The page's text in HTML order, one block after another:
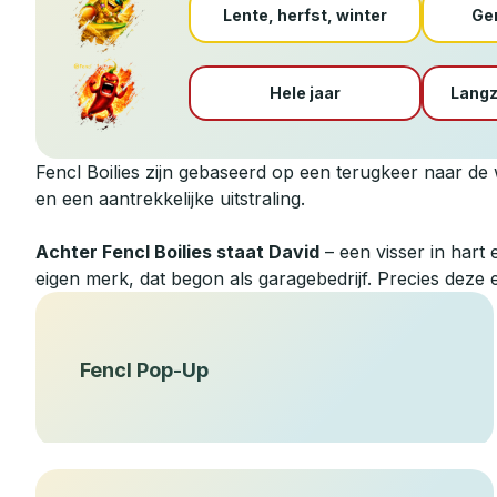
Lente, herfst, winter
Hele jaar
Fencl Boilies zijn gebaseerd op een terugkeer naar
en een aantrekkelijke uitstraling.
Achter Fencl Boilies staat David – een visser in hart
eigen merk, dat begon als garagebedrijf. Precies
Fencl Pop-Up